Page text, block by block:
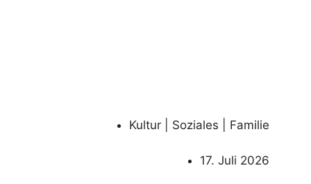
17. Juli 2026
Kultur | Soziales | Familie